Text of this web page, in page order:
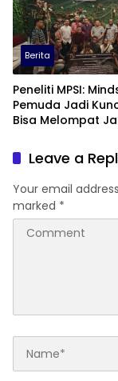
Berita
Peneliti MPSI:
Pemuda Jadi
Bisa Melompat
Leave a
Your email
marked *